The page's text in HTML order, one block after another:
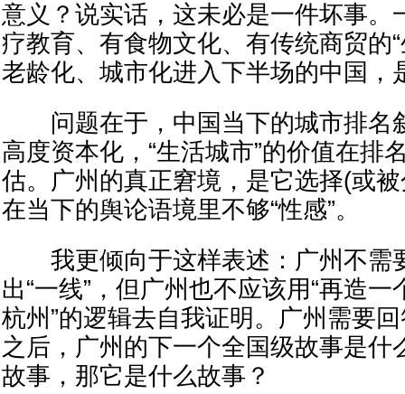
意义？说实话，这未必是一件坏事。
疗教育、有食物文化、有传统商贸的
老龄化、城市化进入下半场的中国，
问题在于，中国当下的城市排名
高度资本化，“生活城市”的价值在排
估。广州的真正窘境，是它选择(或
在当下的舆论语境里不够“性感”。
我更倾向于这样表述：广州不需
出“一线”，但广州也不应该用“再造一
杭州”的逻辑去自我证明。广州需要
之后，广州的下一个全国级故事是什
故事，那它是什么故事？